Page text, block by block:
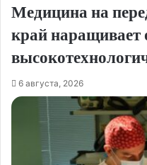
Медицина на
край
6 августа, 2026